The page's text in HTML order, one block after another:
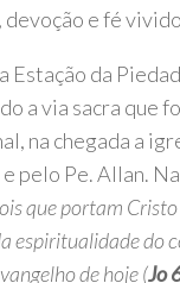
e fé
Estação da
a via sacra que
na chegada a
pelo Pe. Allan.
que portam
espiritualidade do
de hoje (Jo